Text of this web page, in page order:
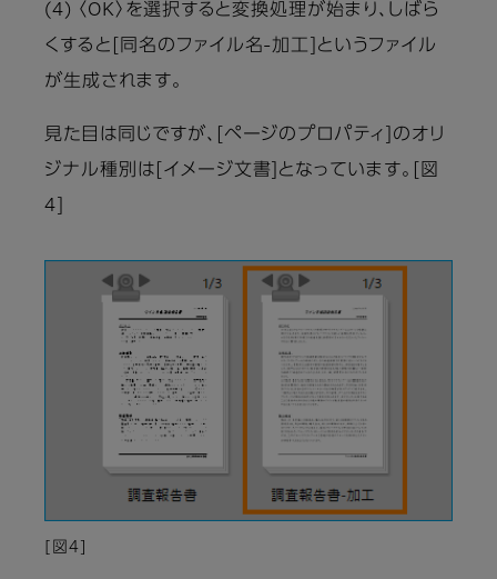
(4) 〈OK〉を選択すると変換処理が始まり、しばら
くすると[同名のファイル名-加工]というファイル
が生成されます。
見た目は同じですが、[ページのプロパティ]のオリ
ジナル種別は[イメージ文書]となっています。[図
4]
[図4]